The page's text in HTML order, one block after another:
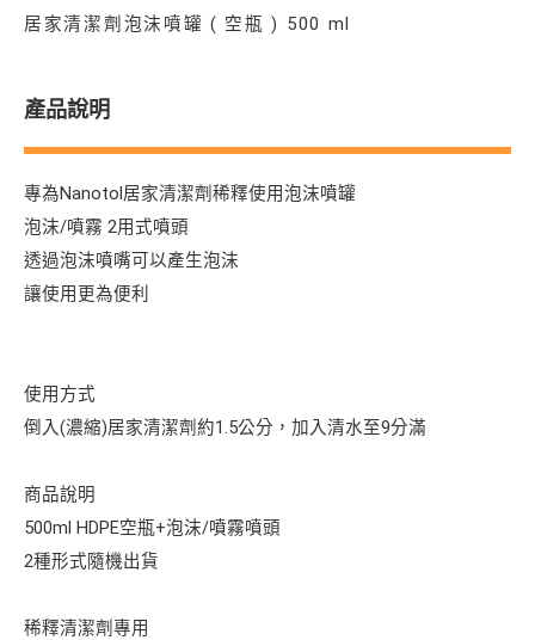
居家清潔劑泡沫噴罐 ( 空瓶 ) 500 ml
產品說明
專為Nanotol居家清潔劑稀釋使用泡沫噴罐
泡沫/噴霧 2用式噴頭
透過泡沫噴嘴可以產生泡沫
讓使用更為便利
使用方式
倒入(濃縮)居家清潔劑約1.5公分，加入清水至9分滿
商品說明
500ml HDPE空瓶+泡沫/噴霧噴頭
2種形式隨機出貨
稀釋清潔劑專用